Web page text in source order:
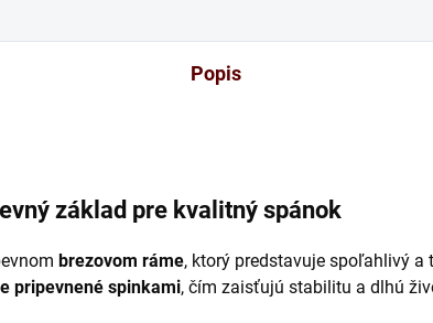
Popis
základ pre kvalitný spánok
brezovom ráme, ktorý predstavuje spoľahlivý
pripevnené spinkami, čím zaisťujú stabilitu a dlhú